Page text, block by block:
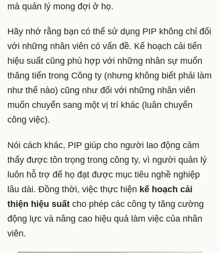
mà quản lý mong đợi ở họ.
Hãy nhớ rằng bạn có thể sử dụng PIP không chỉ đối
với những nhân viên có vấn đề. Kế hoạch cải tiến
hiệu suất cũng phù hợp với những nhân sự muốn
thăng tiến trong Công ty (nhưng không biết phải làm
như thế nào) cũng như đối với những nhân viên
muốn chuyển sang một vị trí khác (luân chuyển
công việc).
Nói cách khác, PIP giúp cho người lao động cảm
thấy được tôn trọng trong công ty, vì người quản lý
luôn hỗ trợ để họ đạt được mục tiêu nghề nghiệp
lâu dài. Đồng thời, việc thực hiện kế hoạch cải
thiện hiệu suất cho phép các công ty tăng cường
động lực và nâng cao hiệu quả làm việc của nhân
viên.